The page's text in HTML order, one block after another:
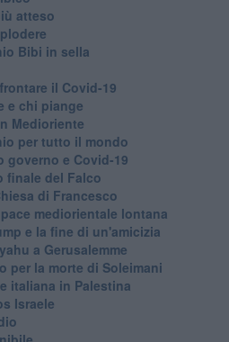
atteso
Bibi in sella
il Covid-19
e chi piange
Medioriente
per tutto il mondo
governo e Covid-19
finale del Falco
di Francesco
mediorientale lontana
e la fine di un'amicizia
a Gerusalemme
per la morte di Soleimani
italiana in Palestina
Israele